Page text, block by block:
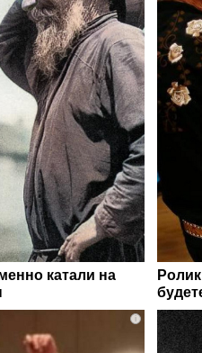
катали на
i